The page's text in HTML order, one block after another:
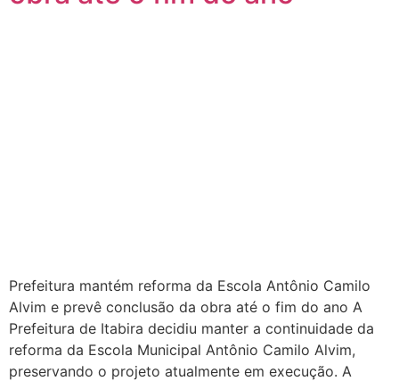
Prefeitura mantém reforma da Escola Antônio Camilo
Alvim e prevê conclusão da obra até o fim do ano A
Prefeitura de Itabira decidiu manter a continuidade da
reforma da Escola Municipal Antônio Camilo Alvim,
preservando o projeto atualmente em execução. A